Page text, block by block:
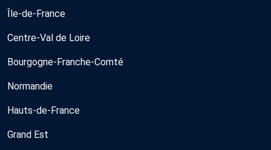
Île-de-France
Centre-Val de Loire
Bourgogne-Franche-Comté
Normandie
Hauts-de-France
Grand Est